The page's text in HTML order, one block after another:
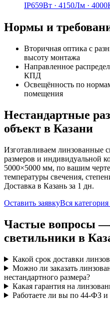
IP659Вт · 4150Лм ·
Нормы и
Вторичная оптика с
высоту монтажа
Направленное
КПД
Освещённость по
помещения
Нестандартные
объект в Казани
Изготавливаем линзованные
размеров и индивидуальной
5000×5000 мм, по вашим
температуры свечения,
Доставка в Казань за 1 дн.
Оставить заявкуВся категория
Частые вопросы
светильники в
Какой срок доставки
Можно ли заказать
нестандартного размера?
Какая гарантия на
Работаете ли вы по 44-ФЗ